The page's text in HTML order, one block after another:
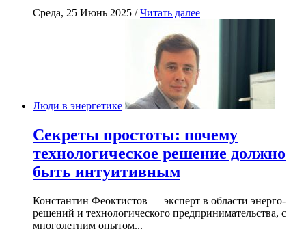
Среда, 25 Июнь 2025 /Читать далее
Люди в энергетике
Секреты простоты: почему
технологическое решение должно
быть интуитивным
Константин Феоктистов — эксперт в области энерго-
решений и технологического предпринимательства, с
многолетним опытом...